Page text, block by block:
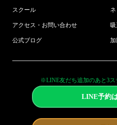
スクール
アクセス・お問い合わせ
公式ブログ
吸
※LINE友だち追加のあと3
LINE予約